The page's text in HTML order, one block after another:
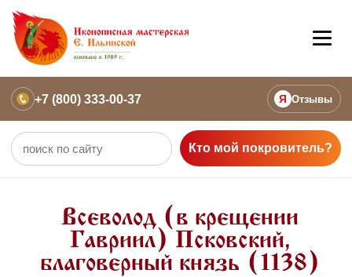
+7 (800) 333-00-37 Я Отзывы
Кто мой покровитель?
Всеволод (в крещении
Гавриил) Псковский,
благоверный князь (1138)